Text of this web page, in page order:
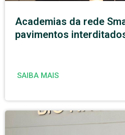
Academias da rede
pavimentos
SAIBA MAIS